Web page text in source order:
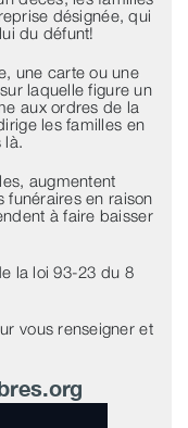
désignée, qui
du défunt!
une carte ou une
laquelle figure un
aux ordres de la
les familles en
là.
augmentent
funéraires en raison
à faire baisser
la loi 93-23 du 8
vous renseigner et